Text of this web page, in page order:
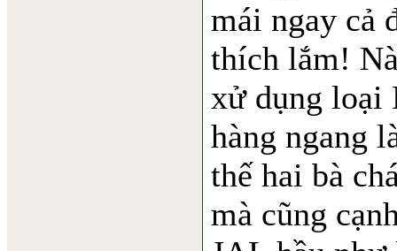
mái ngay cả
thích lắm!
xử dụng loại
hàng ngang
thế hai bà
mà cũng